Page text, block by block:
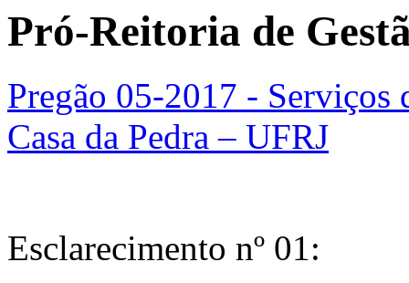
Pró-Reitoria de
Pregão 05-2017 - Serviços
Casa da Pedra – UFRJ
Esclarecimento nº 01: